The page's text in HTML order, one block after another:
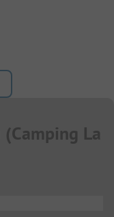
(Camping La